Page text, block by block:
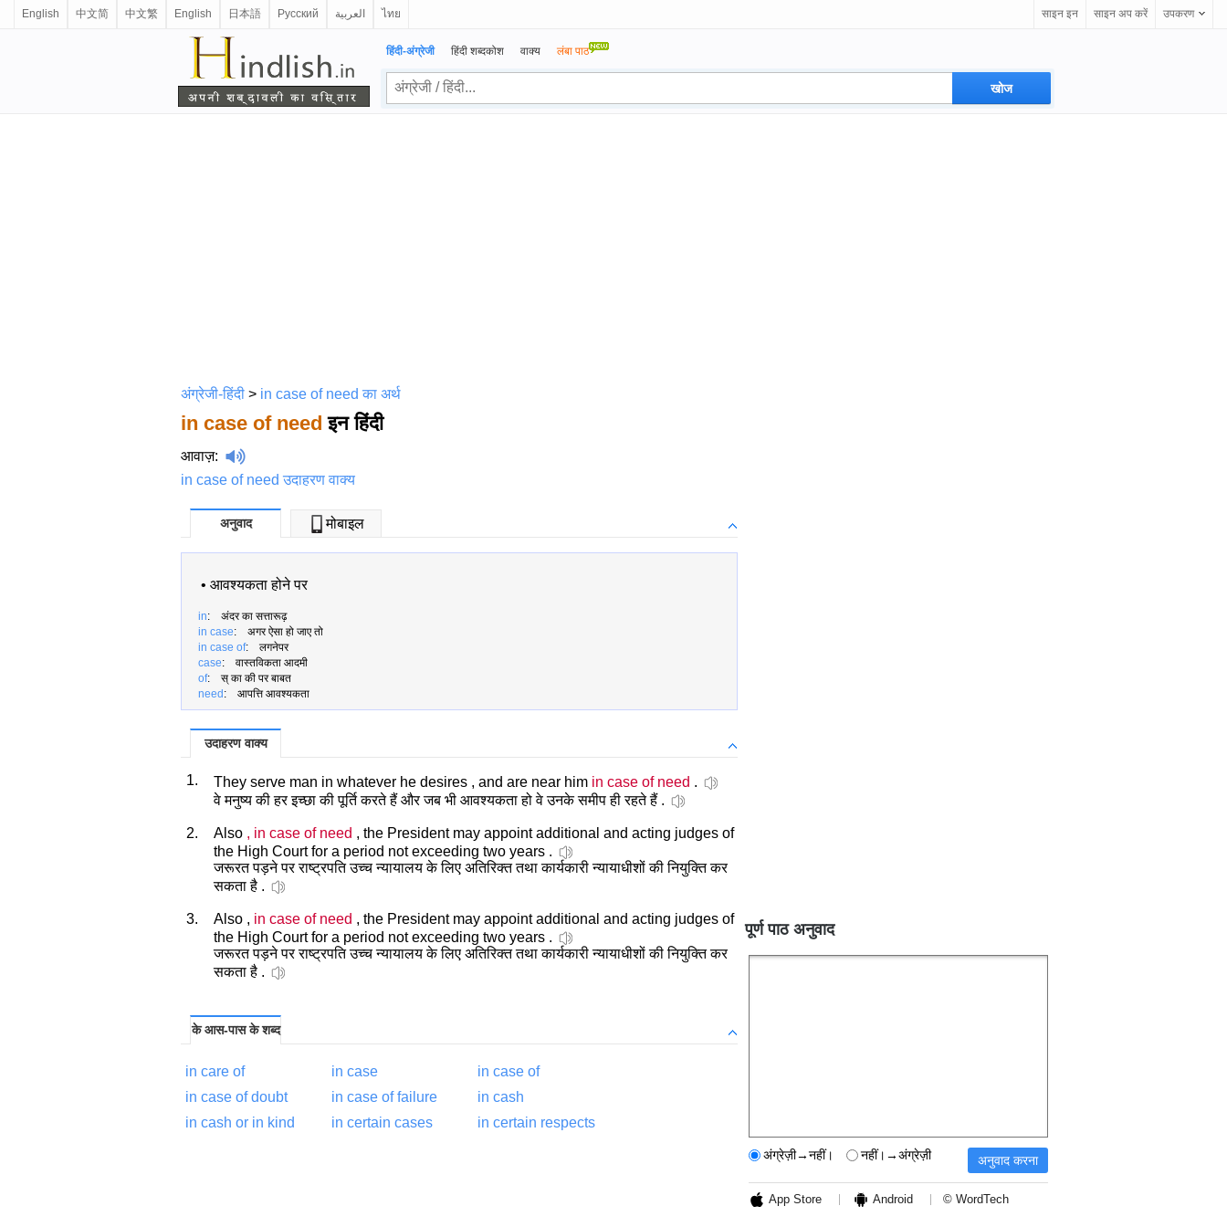
English 中文简 中文繁 English 日本語 Русский العربية ไทย साइन इन साइन अप करें उपकरण
हिंदी-अंग्रेजी हिंदी शब्दकोश वाक्य लंबा पाठ
अंग्रेजी-हिंदी > in case of need का अर्थ
in case of need इन हिंदी
आवाज़:
in case of need उदाहरण वाक्य
अनुवाद मोबाइल
• आवश्यकता होने पर
in: अंदर का सत्तारूढ़
in case: अगर ऐसा हो जाए तो
in case of: लगनेपर
case: वास्तविकता आदमी
of: स् का की पर बाबत
need: आपत्ति आवश्यकता
उदाहरण वाक्य
1. They serve man in whatever he desires , and are near him in case of need .
वे मनुष्य की हर इच्छा की पूर्ति करते हैं और जब भी आवश्यकता हो वे उनके समीप ही रहते हैं .
2. Also , in case of need , the President may appoint additional and acting judges of
the High Court for a period not exceeding two years .
जरूरत पड़ने पर राष्ट्रपति उच्च न्यायालय के लिए अतिरिक्त तथा कार्यकारी न्यायाधीशों की नियुक्ति कर
सकता है .
3. Also , in case of need , the President may appoint additional and acting judges of
the High Court for a period not exceeding two years .
जरूरत पड़ने पर राष्ट्रपति उच्च न्यायालय के लिए अतिरिक्त तथा कार्यकारी न्यायाधीशों की नियुक्ति कर
सकता है .
के आस-पास के शब्द
in care of in case
in case of
in case of doubt
in case of failure
in cash
in cash or in kind
in certain cases in certain respects
पूर्ण पाठ अनुवाद
अंग्रेज़ी→नहीं। नहीं।→अंग्रेज़ी
App Store Android © WordTech